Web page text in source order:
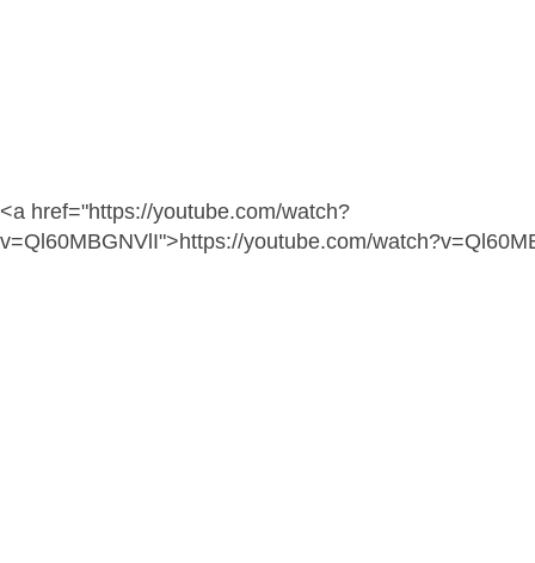
<a href="https://youtube.com/watch?
v=Ql60MBGNVlI">https://youtube.com/